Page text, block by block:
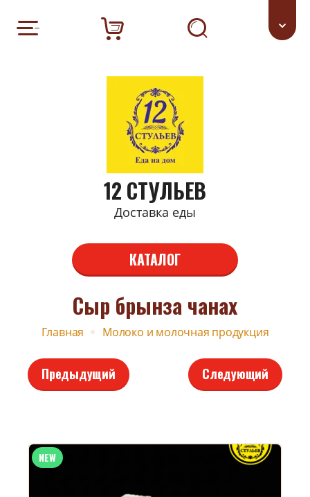
КАТАЛОГ
12 СТУЛЬЕВ
Доставка еды
Сыр брынза чанах
Главная Молоко и молочная продукция
Предыдущий Следующий
NEW